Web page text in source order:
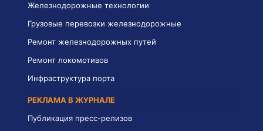
Железнодорожные технологии
Грузовые перевозки железнодорожные
Ремонт железнодорожных путей
Ремонт локомотивов
Инфраструктура порта
РЕКЛАМА В ЖУРНАЛЕ
Публикация пресс-релизов